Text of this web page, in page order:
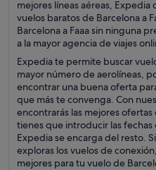
mejores líneas aéreas,
vuelos baratos de Barcelona a
Barcelona a Faaa sin ninguna
a la mayor agencia de viajes
Expedia te permite buscar
mayor número de aerolíneas,
encontrar una buena oferta
que más te convenga. Con
encontrarás las mejores
tienes que introducir las fechas
Expedia se encarga del resto.
exploras los vuelos de
mejores para tu vuelo de